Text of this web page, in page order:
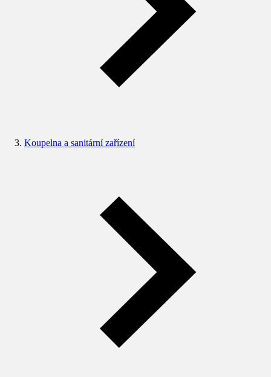
Koupelna a sanitární zařízení